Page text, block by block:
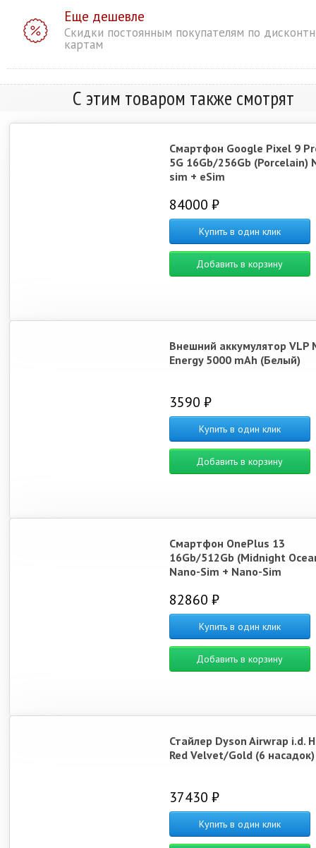
Еще дешевле
Скидки постоянным покупателям по
картам
С этим товаром также смотрят
Смартфон Google Pixel 9
5G 16Gb/256Gb (Porcelain)
sim + eSim
84000 ₽
Купить в один клик
Добавить в корзину
Внешний аккумулятор VLP
Energy 5000 mAh (Белый)
3590 ₽
Купить в один клик
Добавить в корзину
Смартфон OnePlus 13
16Gb/512Gb (Midnight
Nano-Sim + Nano-Sim
82860 ₽
Купить в один клик
Добавить в корзину
Стайлер Dyson Airwrap i.d.
Red Velvet/Gold (6 насадок)
37430 ₽
Купить в один клик